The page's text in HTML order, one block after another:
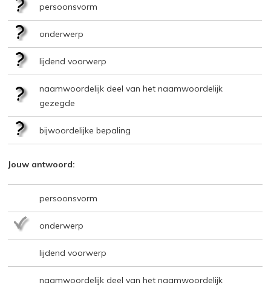
persoonsvorm
onderwerp
lijdend voorwerp
naamwoordelijk deel van het naamwoordelijk
gezegde
bijwoordelijke bepaling
Jouw antwoord:
persoonsvorm
onderwerp
lijdend voorwerp
naamwoordelijk deel van het naamwoordelijk